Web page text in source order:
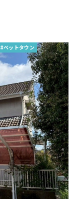
#ベットタウン